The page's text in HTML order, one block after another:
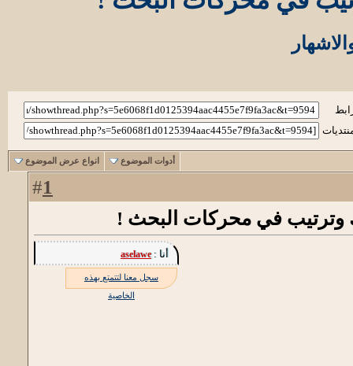
أدوات الموضوع انواع عرض الموضوع
1
وترتيب في محركات البحث !
أنا :aselawe
سجل معنا لتتمتع بهذه
الخاصية